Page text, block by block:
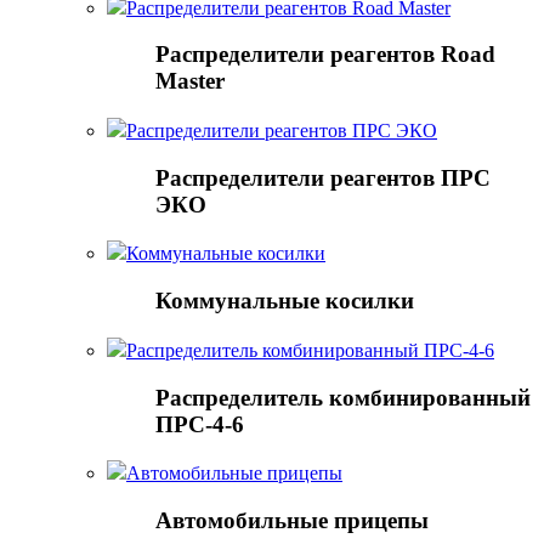
Распределители реагентов Road Master
Распределители реагентов Road
Master
Распределители реагентов ПРС ЭКО
Распределители реагентов ПРС
ЭКО
Коммунальные косилки
Коммунальные косилки
Распределитель комбинированный ПРС-4-6
Распределитель комбинированный
ПРС-4-6
Автомобильные прицепы
Автомобильные прицепы